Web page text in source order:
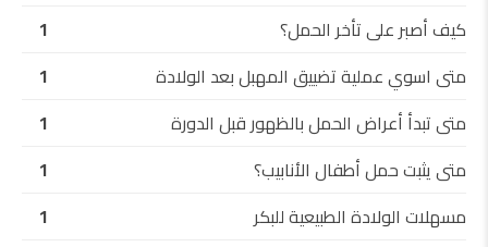
كيف أصبر على تأخر الحمل؟
1
متى اسوي عملية تضييق المهبل بعد الولادة
1
متى تبدأ أعراض الحمل بالظهور قبل الدورة
1
متى يثبت حمل أطفال الأنابيب؟
1
مسهلات الولادة الطبيعية للبكر
1